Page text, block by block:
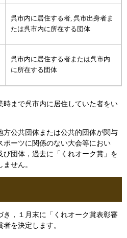
呉市内に居住する者, 呉市出身者ま
たは呉市内に所在する団体
呉市内に居住する者または呉市内
に所在する団体
まで呉市内に居住していた者をい
公共団体または公共的団体が関与
ポーツに関係のない大会等におい
団体，過去に「くれオーク賞」を
せん。
，１月末に「くれオーク賞表彰審
を決定します。